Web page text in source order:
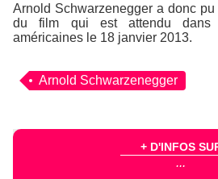
Arnold Schwarzenegger a donc
du film qui est attendu dans
américaines le 18 janvier 2013.
Arnold Schwarzenegger
+ D'INFOS
...